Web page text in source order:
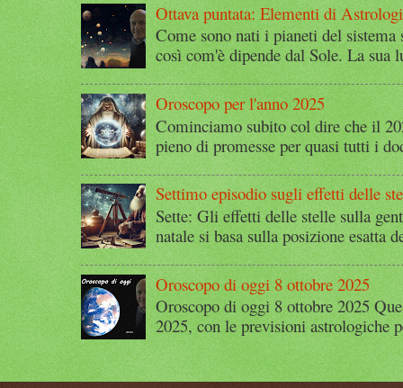
Ottava puntata: Elementi di
Come sono nati i pianeti del
così com'è dipende dal Sole. La sua
Oroscopo per l'anno 2025
Cominciamo subito col dire che il
pieno di promesse per quasi tutti i
Settimo episodio sugli effetti delle
Sette: Gli effetti delle stelle sulla
natale si basa sulla posizione esatta
Oroscopo di oggi 8 ottobre 2025
Oroscopo di oggi 8 ottobre 2025
2025, con le previsioni astrologiche